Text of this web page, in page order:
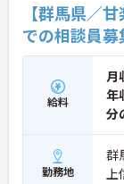
【群馬県／
での相談員
給料
月
年
分
勤務地
群
上